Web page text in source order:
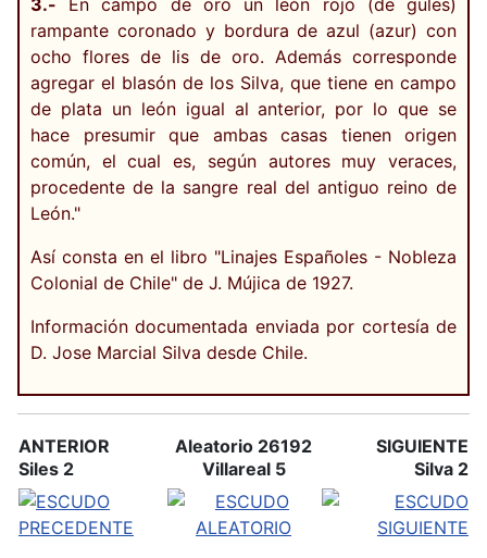
rampante coronado y bordura de azul (azur) con
ocho flores de lis de oro. Además corresponde
agregar el blasón de los Silva, que tiene en campo
de plata un león igual al anterior, por lo que se
hace presumir que ambas casas tienen origen
común, el cual es, según autores muy veraces,
procedente de la sangre real del antiguo reino de
León."
Así consta en el libro "Linajes Españoles - Nobleza
Colonial de Chile" de J. Mújica de 1927.
Información documentada enviada por cortesía de
D. Jose Marcial Silva desde Chile.
ANTERIOR
Siles 2
Aleatorio 26192
Villareal 5
SIGUIENTE
Silva 2